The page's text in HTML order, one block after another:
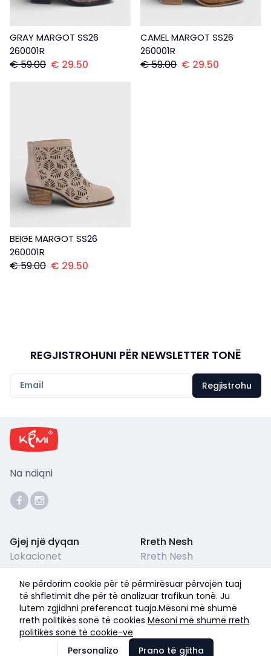
GRAY MARGOT SS26
260001R
€59.00 € 29.50
CAMEL MARGOT SS26
260001R
€59.00 € 29.50
BEIGE MARGOT SS26
260001R
€59.00 € 29.50
REGJISTROHUNI PËR NEWSLETTER TONË
Regjistrohu
Na ndiqni
Gjej një dyqan
Lokacionet
Rreth Nesh
Rreth Nesh
Përkujdesja për Klientët
Pyetjet e Shpeshta
Kushtet ligjore
Termet & Kushtet
Politika e Privatësisë
©2026
Kemi Shoes
Ne përdorim cookie për të përmirësuar përvojën tuaj
të shfletimit dhe për të analizuar trafikun tonë. Ju
lutem zgjidhni preferencat tuaja.Mësoni më shumë
rreth politikës sonë të cookies Mësoni më shumë rreth
politikës sonë të cookie-ve
Personalizo
Prano të gjitha